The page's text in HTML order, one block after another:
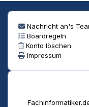
Nachricht an's
Boardregeln
Konto löschen
Impressum